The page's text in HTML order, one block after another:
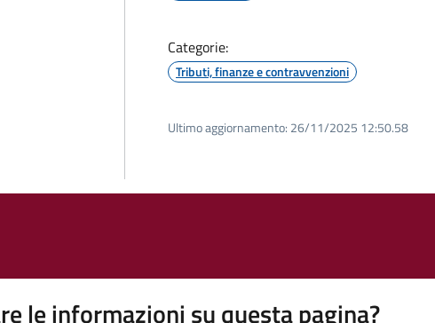
Categorie:
Tributi, finanze e contravvenzioni
Ultimo aggiornamento: 26/11/2025 12:50.58
le informazioni su questa pagina?